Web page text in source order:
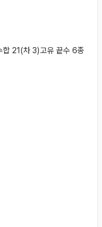
합 21(차 3)고유 끝수 6종